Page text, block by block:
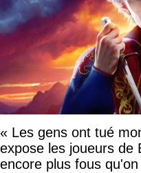
« Les gens ont tué
expose les joueurs de
encore plus fous